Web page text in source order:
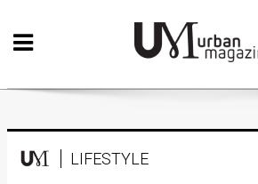
Početna
Vizualne
Teatar LIFESTYLE